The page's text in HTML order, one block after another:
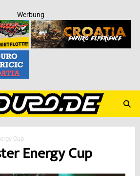
Werbung
Cup
Energy Cup